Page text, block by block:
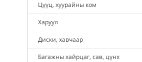
Цүүц, хуурайны ком
Харуул
Диски, хавчаар
Багажны хайрцаг, сав, цүнх